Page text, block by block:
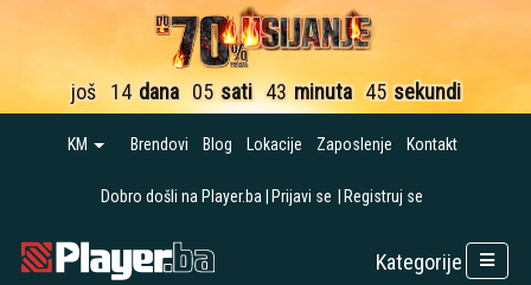
još 14 dana 05 sati 43 minuta 44 sekunde
KM Brendovi Blog Lokacije Zaposlenje Kontakt
Dobro došli na Player.ba Prijavi se Registruj se
Kategorije